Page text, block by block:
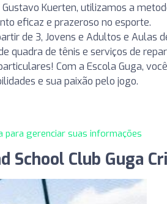
Kuerten, utilizamos a
eficaz e prazeroso no esporte.
de 3, Jovens e Adultos e Aulas
quadra de tênis e serviços de
Com a Escola Guga,
e sua paixão pelo jogo.
para gerenciar suas informações
School Club Guga